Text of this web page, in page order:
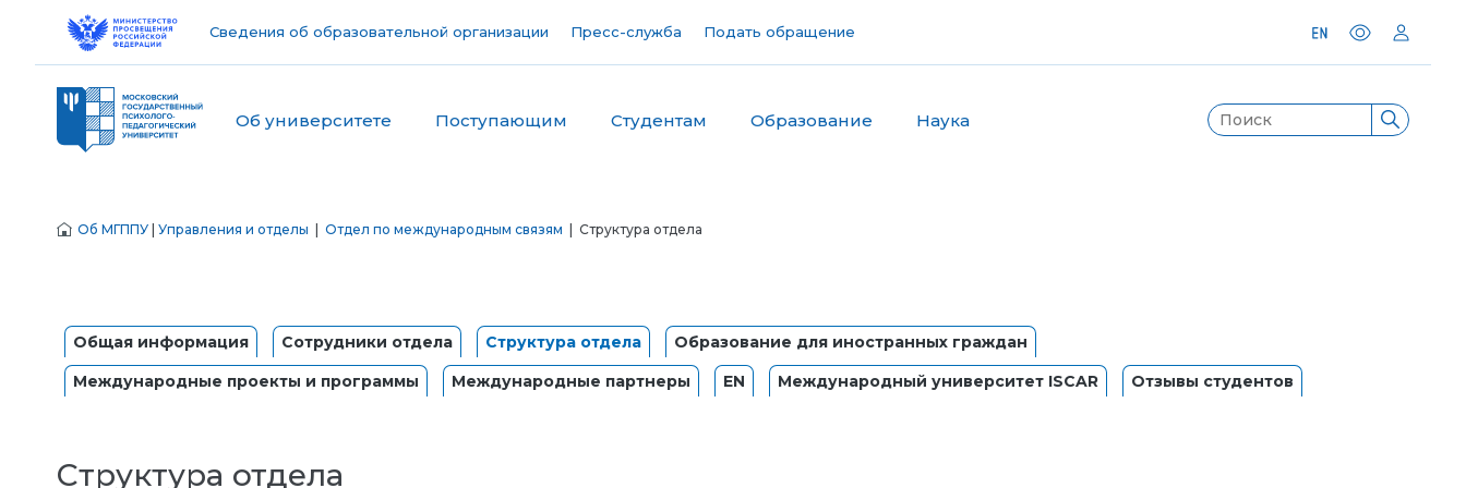
Сведения об образовательной организации Пресс-служба Подать обращение
Об университете Поступающим Студентам Образование Наука
Об МГППУ Управления и отделы Отдел по международным связям | Структура отдела
Общая информация Сотрудники отдела Структура отдела
Образование для иностранных граждан
Международные проекты и программы
Международные партнеры EN Международный университет ISCAR Отзывы студентов
Структура отдела